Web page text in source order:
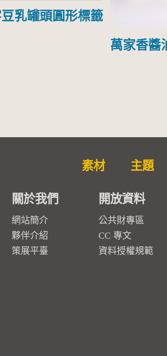
乳罐頭圓形標籤
萬家香醬
素材 主題
關於我們
網站簡介
夥伴介紹
策展平臺
開放資料
公共財專區
CC 專文
資料授權規範